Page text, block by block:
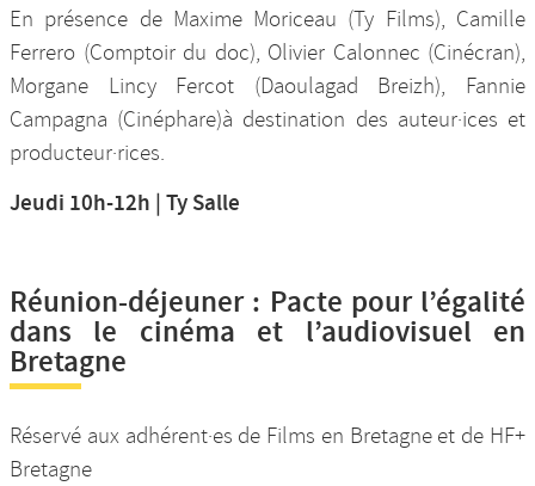
En présence de Maxime Moriceau (Ty Films), Camille
Ferrero (Comptoir du doc), Olivier Calonnec (Cinécran),
Morgane Lincy Fercot (Daoulagad Breizh), Fannie
Campagna (Cinéphare)à destination des auteur·ices et
producteur·rices.
Jeudi 10h-12h | Ty Salle
Réunion-déjeuner : Pacte pour l’égalité
dans le cinéma et l’audiovisuel en
Bretagne
Réservé aux adhérent·es de Films en Bretagne et de HF+
Bretagne